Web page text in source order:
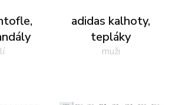
adidas kalhoty,
tepláky
muži